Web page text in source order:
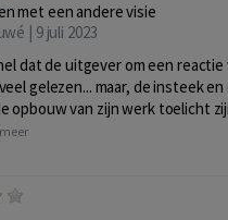
met een andere visie
| 9 juli 2023
dat de uitgever om een reactie
gelezen... maar, de insteek
opbouw van zijn werk toelicht